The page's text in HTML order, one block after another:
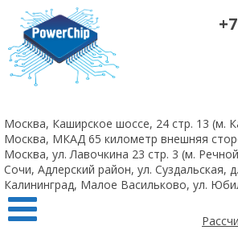
Заказать
Москва, Каширское шоссе, 24 стр. 13 (м.
Москва, МКАД 65 километр внешняя
Москва, ул. Лавочкина 23 стр. 3 (м.
Сочи, Адлерский район, ул. Суздальская,
Калининград, Малое Васильково, ул.